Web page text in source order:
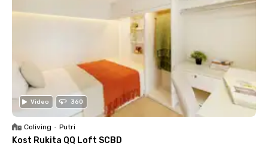
Video 360
Coliving • Putri
Kost Rukita QQ Loft SCBD